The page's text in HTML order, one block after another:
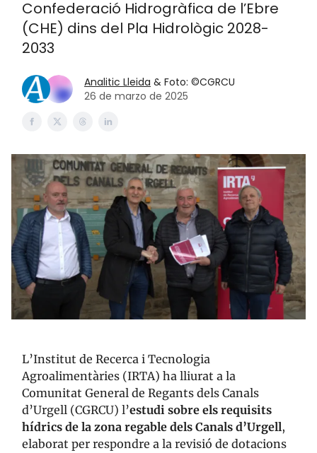
Confederació Hidrogràfica de l’Ebre
(CHE) dins del Pla Hidrològic 2028-
2033
Analitic Lleida & Foto: ©CGRCU
26 de marzo de 2025
L’Institut de Recerca i Tecnologia
Agroalimentàries (IRTA) ha lliurat a la
Comunitat General de Regants dels Canals
d’Urgell (CGRCU) l’estudi sobre els requisits
hídrics de la zona regable dels Canals d’Urgell,
elaborat per respondre a la revisió de dotacions